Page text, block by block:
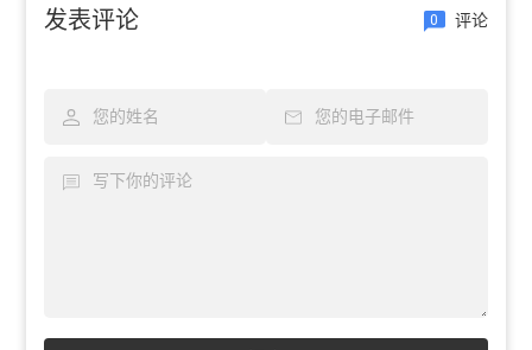
发表评论 0 评论